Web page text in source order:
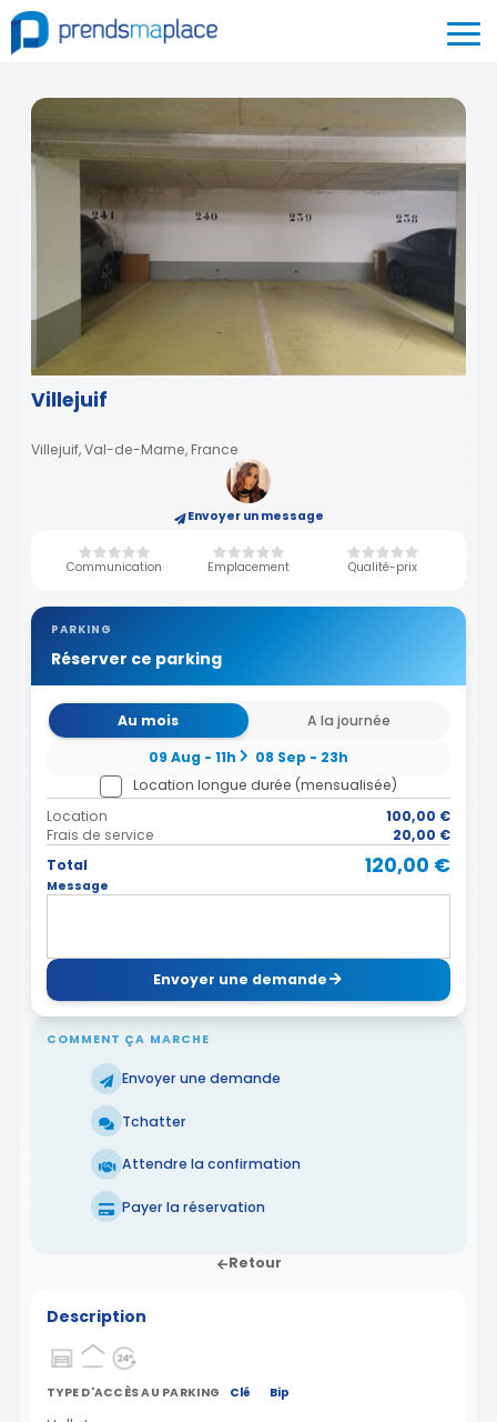
Villejuif
Villejuif, Val-de-Marne, France
Envoyer un message
Communication Emplacement Qualité-prix
PARKING
Réserver ce parking
Au mois
A la journée
09 Aug - 11h
08 Sep - 23h
Location longue durée (mensualisée)
Location
100,00 €
Frais de service
20,00 €
Total
120,00 €
Message
Envoyer une demande
COMMENT ÇA MARCHE
Envoyer une demande
Tchatter
Attendre la confirmation
Payer la réservation
Retour
Description
TYPE D'ACCÈS AU PARKING Clé Bip